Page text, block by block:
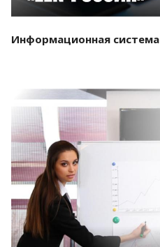
Информационная система
Смотреть